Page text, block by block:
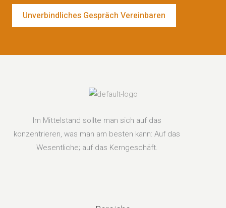
Unverbindliches Gespräch Vereinbaren
Im Mittelstand sollte man sich auf das
konzentrieren, was man am besten kann: Auf das
Wesentliche; auf das Kerngeschäft.